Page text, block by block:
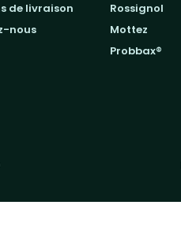
de livraison
nous
rossignol
mottez
probbax®